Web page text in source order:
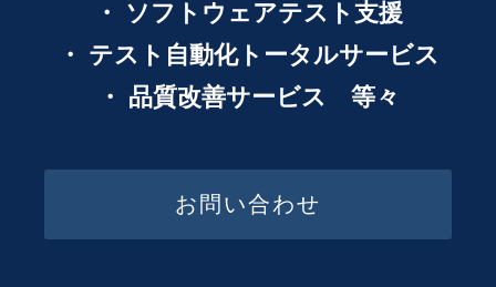
・ ソフトウェアテスト支援
・ テスト自動化トータルサービス
・ 品質改善サービス 等々
お問い合わせ